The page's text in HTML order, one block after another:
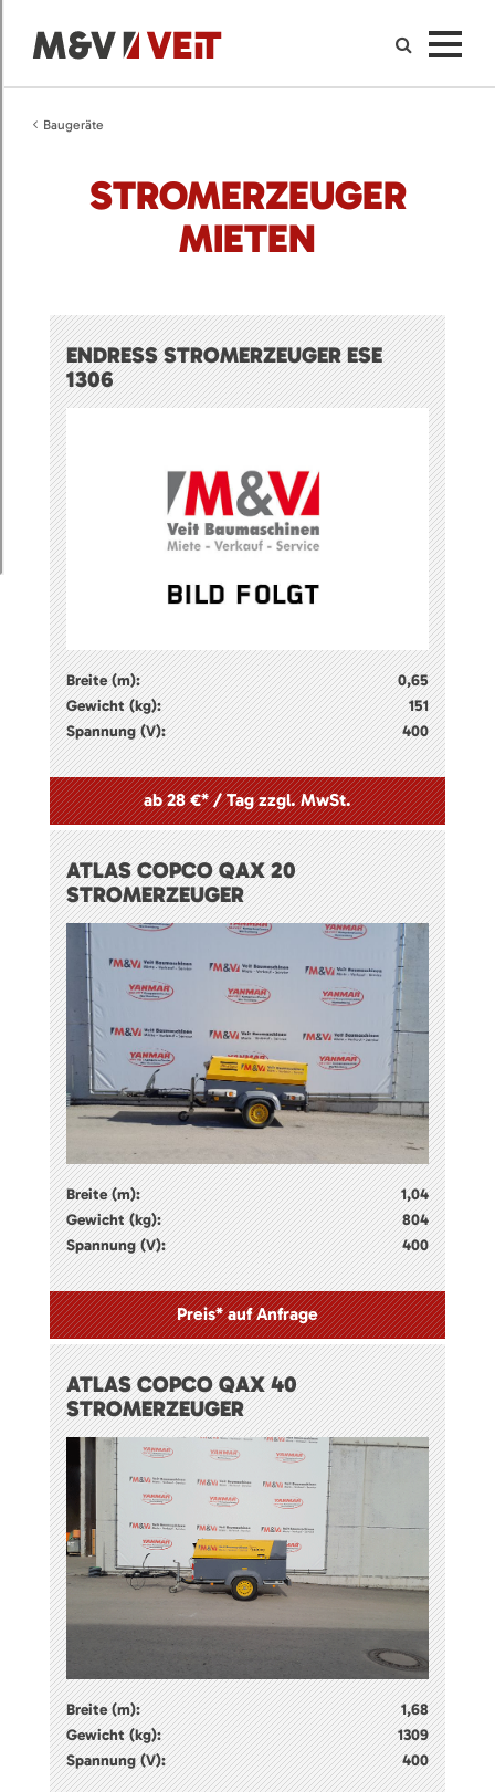
Baugeräte
STROMERZEUGER
MIETEN
ENDRESS STROMERZEUGER ESE
1306
Breite (m):
0,65
Gewicht (kg):
151
Spannung (V):
400
ab 28 €* / Tag zzgl. MwSt.
ATLAS COPCO QAX 20
STROMERZEUGER
Breite (m):
1,04
Gewicht (kg):
804
Spannung (V):
400
Preis* auf Anfrage
ATLAS COPCO QAX 40
STROMERZEUGER
Breite (m):
1,68
Gewicht (kg):
1309
Spannung (V):
400